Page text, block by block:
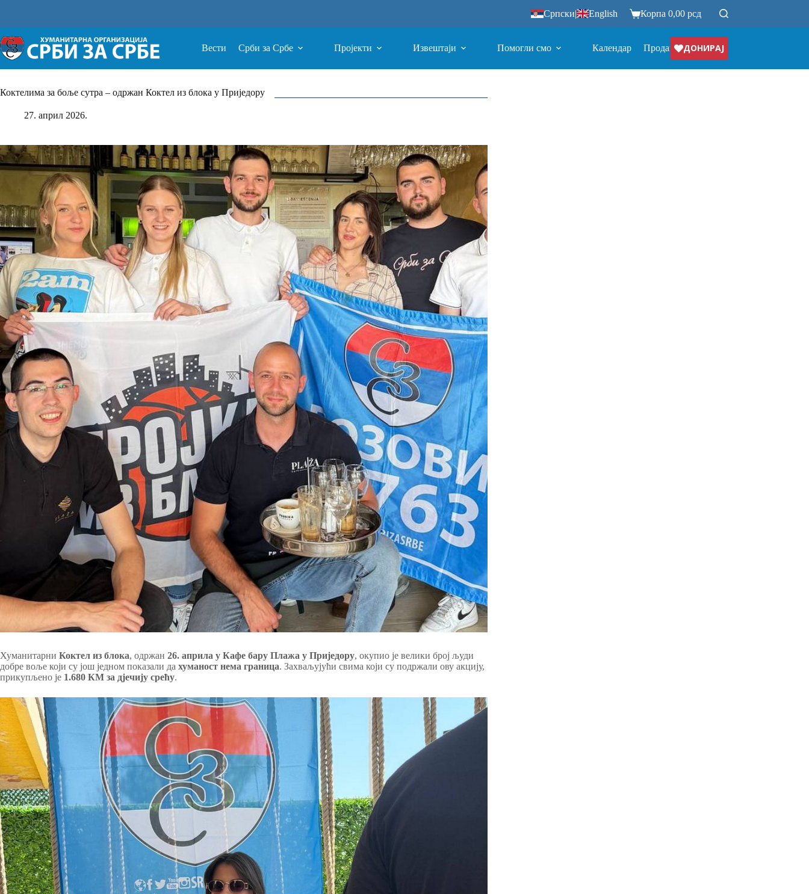
Српски| English Корпа 0,00 рсд
Вести Срби за Србе Пројекти Извештаји Помогли смо Календар ПродавницаДОНИРАЈ
Коктелима за боље сутра – одржан Коктел из блока у Приједору
27. април 2026.
Хуманитарни Коктел из блока, одржан 26. априла у Кафе бару Плажа у Приједору, окупио је велики број људи
добре воље који су још једном показали да хуманост нема граница. Захваљујући свима који су подржали ову акцију,
прикупљено је 1.680 КМ за дјечију срећу.